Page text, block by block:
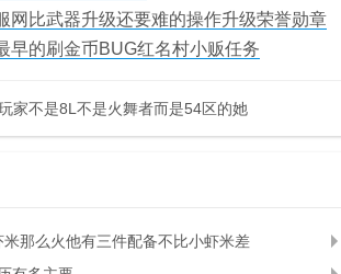
网比武器升级还要难的操作升级荣誉勋章
早的刷金币BUG红名村小贩任务
家不是8L不是火舞者而是54区的她
那么火他有三件配备不比小虾米差